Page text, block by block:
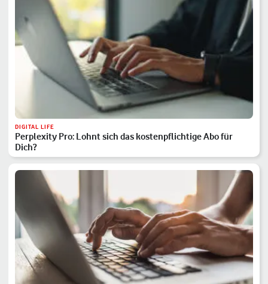
DIGITAL LIFE
Perplexity Pro: Lohnt sich das kostenpflichtige Abo für
Dich?